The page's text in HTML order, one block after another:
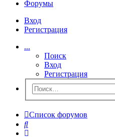
Форумы
Вход
Регистрация
...
Поиск
Вход
Регистрация
Список форумов
Поиск